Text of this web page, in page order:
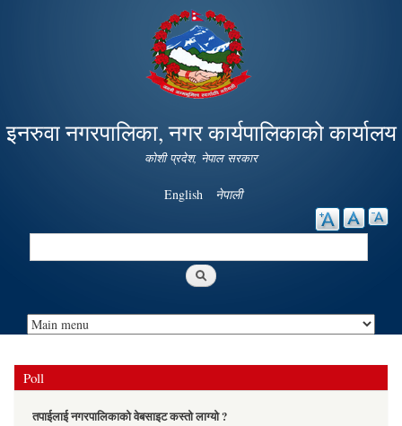
Skip to
main
content
इनरुवा नगरपालिका, नगर कार्यपालिकाको कार्यालय
कोशी प्रदेश, नेपाल सरकार
English नेपाली
Search
Poll
तपाईलाई नगरपालिकाको वेबसाइट कस्तो लाग्यो ?